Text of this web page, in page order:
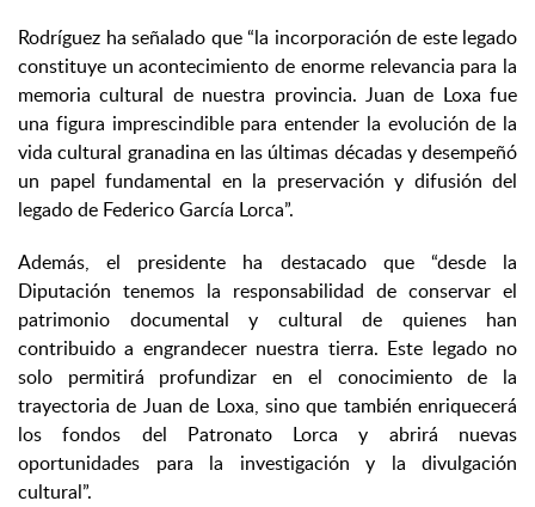
Rodríguez ha señalado que “la incorporación de este legado
constituye un acontecimiento de enorme relevancia para la
memoria cultural de nuestra provincia. Juan de Loxa fue
una figura imprescindible para entender la evolución de la
vida cultural granadina en las últimas décadas y desempeñó
un papel fundamental en la preservación y difusión del
legado de Federico García Lorca”.
Además, el presidente ha destacado que “desde la
Diputación tenemos la responsabilidad de conservar el
patrimonio documental y cultural de quienes han
contribuido a engrandecer nuestra tierra. Este legado no
solo permitirá profundizar en el conocimiento de la
trayectoria de Juan de Loxa, sino que también enriquecerá
los fondos del Patronato Lorca y abrirá nuevas
oportunidades para la investigación y la divulgación
cultural”.